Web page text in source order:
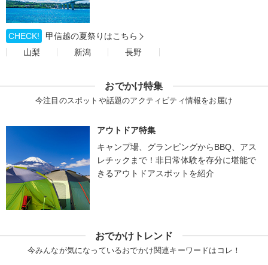
CHECK!
甲信越の夏祭りはこちら
山梨
新潟 長野
おでかけ特集
今注目のスポットや話題のアクティビティ情報をお届け
アウトドア特集
キャンプ場、グランピングからBBQ、アス
レチックまで！非日常体験を存分に堪能で
きるアウトドアスポットを紹介
おでかけトレンド
今みんなが気になっているおでかけ関連キーワードはコレ！